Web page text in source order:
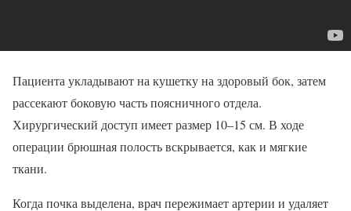
Пациента укладывают на кушетку на здоровый бок, затем
рассекают боковую часть поясничного отдела.
Хирургический доступ имеет размер 10–15 см. В ходе
операции брюшная полость вскрывается, как и мягкие
ткани.
Когда почка выделена, врач пережимает артерии и удаляет